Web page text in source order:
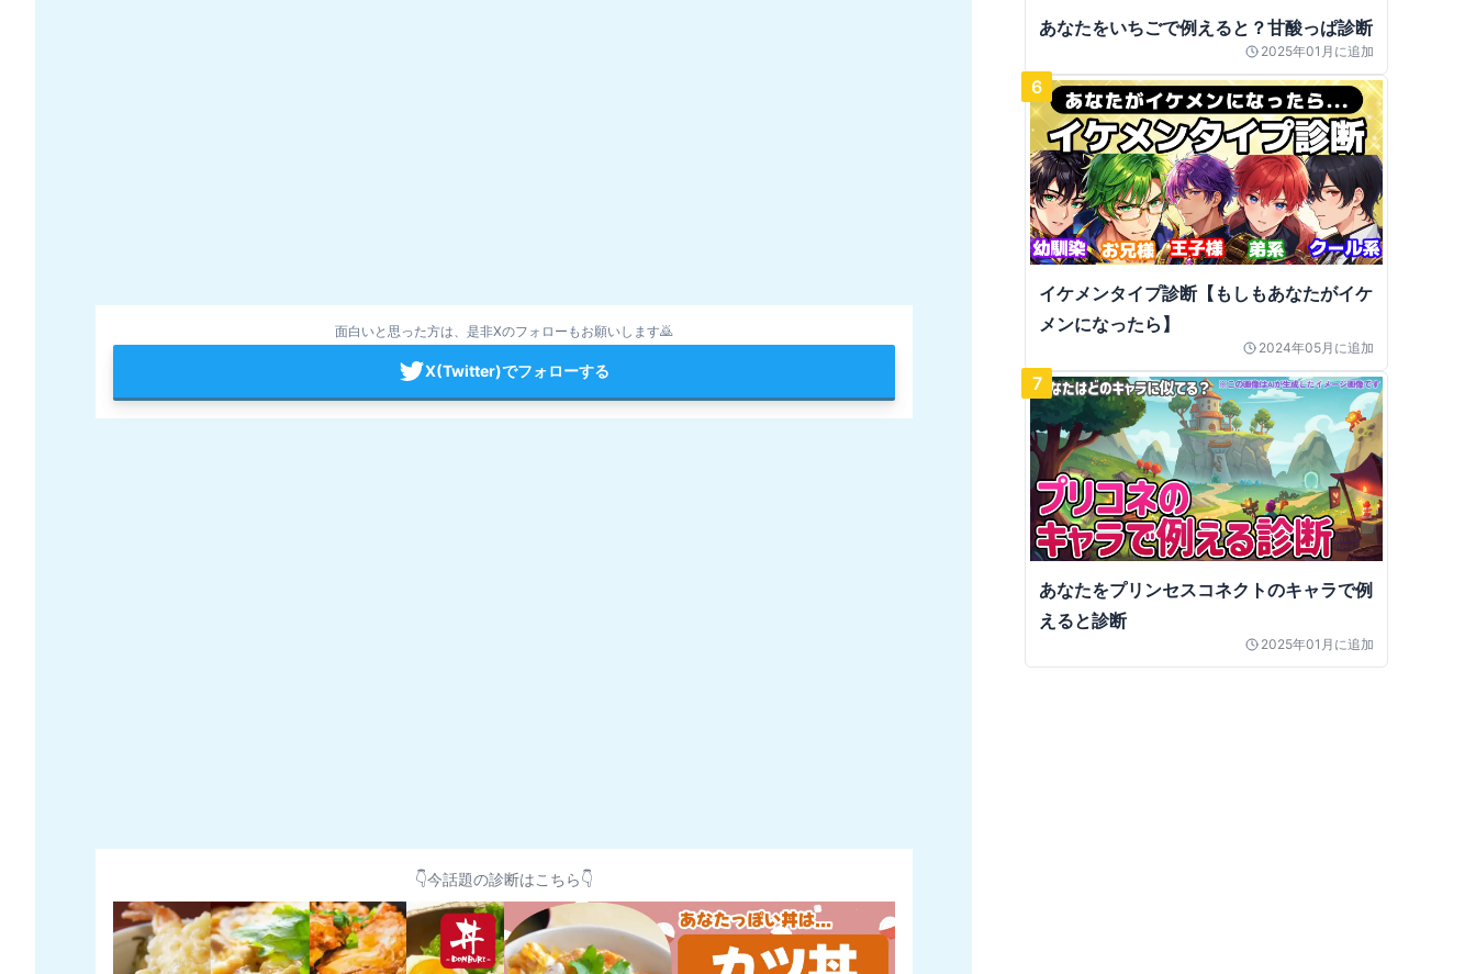
面白いと思った方は、是非Xのフォローもお願いします🙇
X(Twitter)でフォローする
👇今話題の診断はこちら👇
あなたをいちごで例えると？甘酸っぱ診断
2025年01月 に追加
6
イケメンタイプ診断【もしもあなたがイケ
メンになったら】
2024年05月 に追加
7
あなたをプリンセスコネクトのキャラで例
えると診断
2025年01月 に追加